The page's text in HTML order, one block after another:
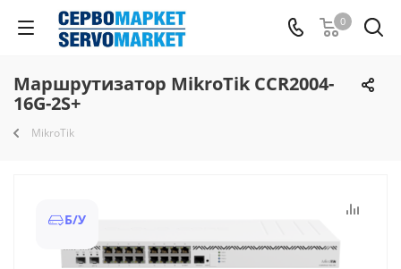
0
Маршрутизатор MikroTik CCR2004-
16G-2S+
MikroTik
Б/У